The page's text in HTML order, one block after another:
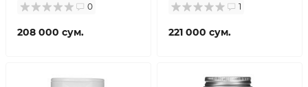
0
208 000 сум.
1
221 000 сум.